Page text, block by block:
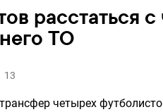
расстаться
ТО
13
четырех